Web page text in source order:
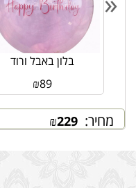
מחיר: ₪229
בלון באבל ורוד
₪89